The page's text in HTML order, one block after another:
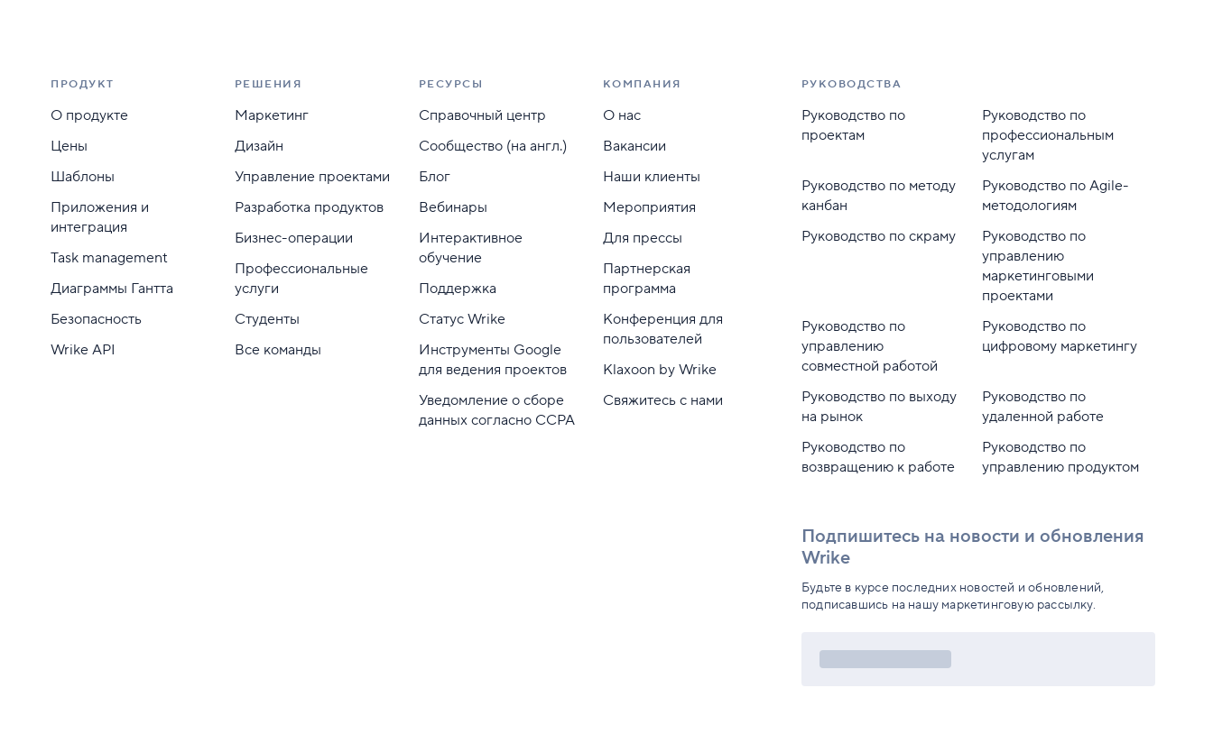
ПРОДУКТ
О продукте
Цены
Шаблоны
Приложения и
интеграция
Task management
Диаграммы Гантта
Безопасность
Wrike API
РЕШЕНИЯ
Маркетинг
Дизайн
Управление проектами
Разработка продуктов
Бизнес-операции
Профессиональные
услуги
Студенты
Все команды
РЕСУРСЫ
Справочный центр
Сообщество (на англ.)
Блог
Вебинары
Интерактивное
обучение
Поддержка
Статус Wrike
Инструменты Google
для ведения проектов
Уведомление о сборе
данных согласно CCPA
КОМПАНИЯ
О нас
Вакансии
Наши клиенты
Мероприятия
Для прессы
Партнерская
программа
Конференция для
пользователей
Klaxoon by Wrike
Свяжитесь с нами
РУКОВОДСТВА
Руководство по
проектам
Руководство по
профессиональным
услугам
Руководство по методу
канбан
Руководство по Agile-
методологиям
Руководство по скраму
Руководство по
управлению
маркетинговыми
проектами
Руководство по
управлению
совместной работой
Руководство по
цифровому маркетингу
Руководство по выходу
на рынок
Руководство по
удаленной работе
Руководство по
возвращению к работе
Руководство по
управлению продуктом
Подпишитесь на новости и обновления
Wrike
Будьте в курсе последних новостей и обновлений,
подписавшись на нашу маркетинговую рассылку.